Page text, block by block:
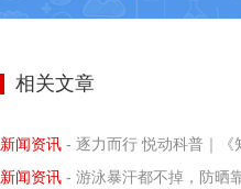
相关文章
新闻资讯 - 逐力而行 悦动科普｜《知识就是力
新闻资讯 - 游泳暴汗都不掉，防晒